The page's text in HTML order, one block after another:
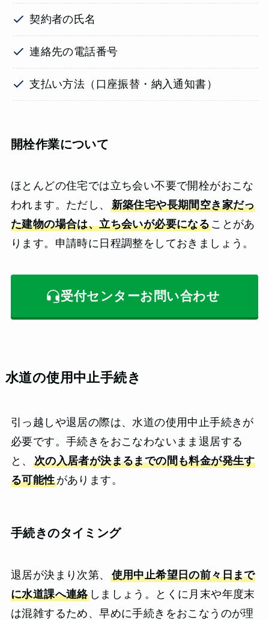
契約者の氏名
連絡先の電話番号
支払い方法（口座振替・納入通知書）
開栓作業について
ほとんどの住宅では立ち会い不要で開栓がおこな
われます。ただし、 新築住宅や長期間空き家だっ
た建物の場合は、立ち会いが必要になることがあ
ります。申請時に日程調整をしておきましょう。
受付センターお問い合わせ
水道の使用中止手続き
引っ越しや退居の際は、水道の使用中止手続きが
必要です。手続きをおこなわないまま退居する
と、 次の入居者が決まるまでの間も料金が発生す
る可能性があります。
手続きのタイミング
退居が決まり次第、 使用中止希望日の前々日まで
に水道課へ連絡しましょう。とくに月末や年度末
は混雑するため、早めに手続きをおこなうのが理